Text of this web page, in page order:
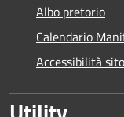
Albo pretorio
Calendario
Accessibilità sito